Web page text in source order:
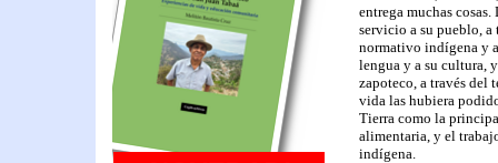
entrega muchas
servicio a su pueblo, a
normativo indígena y
lengua y a su cultura,
zapoteco, a través del
vida las hubiera
Tierra como la
alimentaria, y el
indígena.